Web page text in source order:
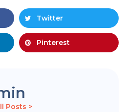
Twitter
Pinterest
Posts >